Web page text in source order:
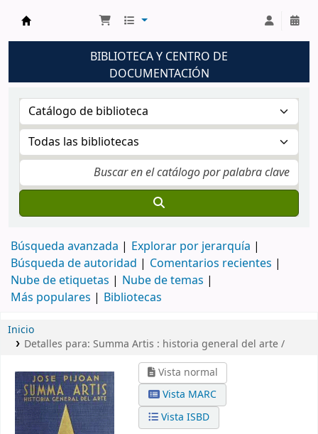
Biblioteca UNM
BIBLIOTECA Y CENTRO DE
DOCUMENTACIÓN
Búsqueda avanzada
Explorar por jerarquía
Búsqueda de autoridad
Comentarios recientes
Nube de etiquetas
Nube de temas
Más populares
Bibliotecas
Inicio
Detalles para: Summa Artis : historia general del arte /
Vista normal
Vista MARC
Vista ISBD